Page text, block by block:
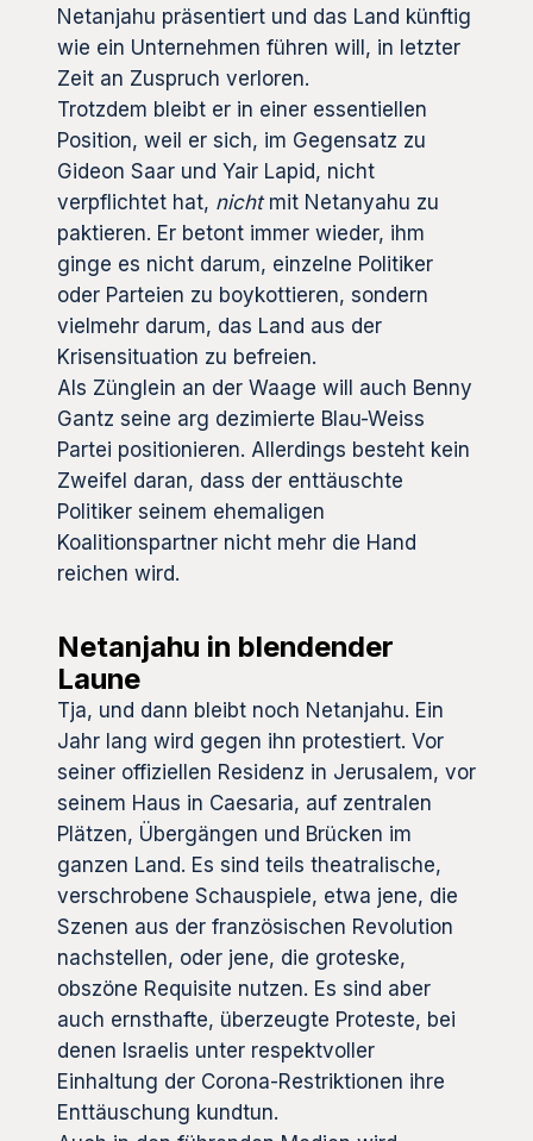
Netanjahu präsentiert und das Land künftig
wie ein Unternehmen führen will, in letzter
Zeit an Zuspruch verloren.
Trotzdem bleibt er in einer essentiellen
Position, weil er sich, im Gegensatz zu
Gideon Saar und Yair Lapid, nicht
verpflichtet hat, nichtmit Netanyahu zu
paktieren. Er betont immer wieder, ihm
ginge es nicht darum, einzelne Politiker
oder Parteien zu boykottieren, sondern
vielmehr darum, das Land aus der
Krisensituation zu befreien.
Als Zünglein an der Waage will auch Benny
Gantz seine arg dezimierte Blau-Weiss
Partei positionieren. Allerdings besteht kein
Zweifel daran, dass der enttäuschte
Politiker seinem ehemaligen
Koalitionspartner nicht mehr die Hand
reichen wird.
Netanjahu in blendender
Laune
Tja, und dann bleibt noch Netanjahu. Ein
Jahr lang wird gegen ihn protestiert. Vor
seiner offiziellen Residenz in Jerusalem, vor
seinem Haus in Caesaria, auf zentralen
Plätzen, Übergängen und Brücken im
ganzen Land. Es sind teils theatralische,
verschrobene Schauspiele, etwa jene, die
Szenen aus der französischen Revolution
nachstellen, oder jene, die groteske,
obszöne Requisite nutzen. Es sind aber
auch ernsthafte, überzeugte Proteste, bei
denen Israelis unter respektvoller
Einhaltung der Corona-Restriktionen ihre
Enttäuschung kundtun.